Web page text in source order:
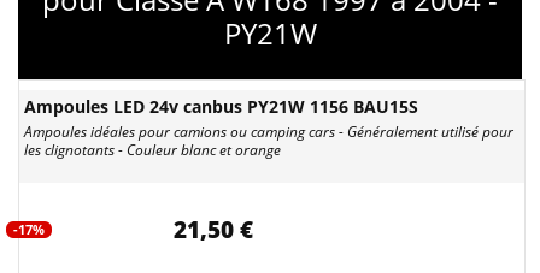
PY21W
Ampoules LED 24v canbus PY21W 1156 BAU15S
Ampoules idéales pour camions ou camping cars - Généralement utilisé pour
les clignotants - Couleur blanc et orange
-17% 21,50 €